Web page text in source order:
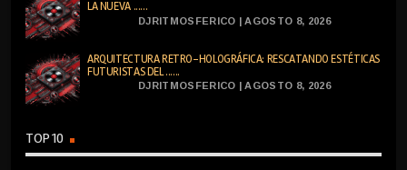
LA NUEVA ......
DJRITMOSFERICO | AGOSTO 8, 2026
ARQUITECTURA RETRO-HOLOGRÁFICA: RESCATANDO ESTÉTICAS
FUTURISTAS DEL ......
DJRITMOSFERICO | AGOSTO 8, 2026
TOP 10